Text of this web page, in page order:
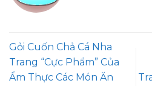
Gỏi Cuốn Chả Cá Nha
Trang “Cực Phẩm” Của
Ẩm Thực Các Món Ăn